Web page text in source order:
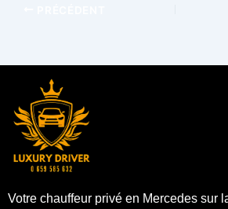
Votre chauffeur privé en Mercedes sur